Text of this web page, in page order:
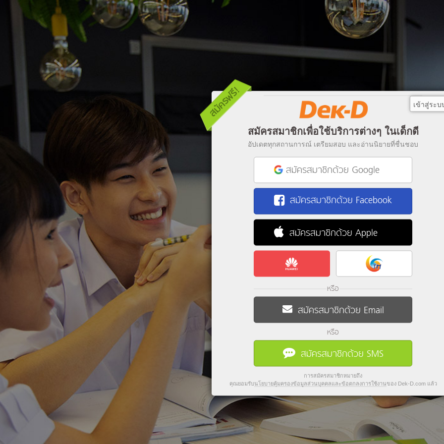
สมัครสมาชิกเพื่อใช้บริการต่างๆ ในเด็กดี
อัปเดตทุกสถานการณ์ เตรียมสอบ และอ่านนิยายที่ชื่นชอบ
สมัครสมาชิกด้วย Google
สมัครสมาชิกด้วย Facebook
สมัครสมาชิกด้วย Apple
หรือ
สมัครสมาชิกด้วย Email
หรือ
สมัครสมาชิกด้วย SMS
การสมัครสมาชิกหมายถึง
คุณยอมรับนโยบายคุ้มครองข้อมูลส่วนบุคคลและข้อตกลงการใช้งานของ Dek-D.com แล้ว
เข้าสู่ระบ